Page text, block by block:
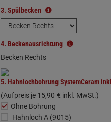
3. Spülbecken
4. Beckenausrichtung
Becken Rechts
5. Hahnlochbohrung SystemCeram
(Aufpreis je 15,90 € inkl. MwSt.)
Ohne Bohrung
Hahnloch A (9015)